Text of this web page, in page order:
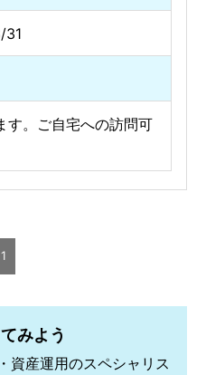
31
す。ご自宅への訪問可
1
みよう
資産運用のスペシャリス